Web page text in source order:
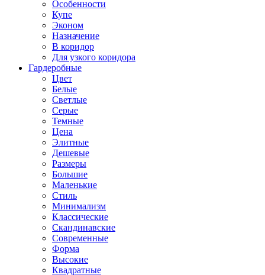
Особенности
Купе
Эконом
Назначение
В коридор
Для узкого коридора
Гардеробные
Цвет
Белые
Светлые
Серые
Темные
Цена
Элитные
Дешевые
Размеры
Большие
Маленькие
Стиль
Минимализм
Классические
Скандинавские
Современные
Форма
Высокие
Квадратные